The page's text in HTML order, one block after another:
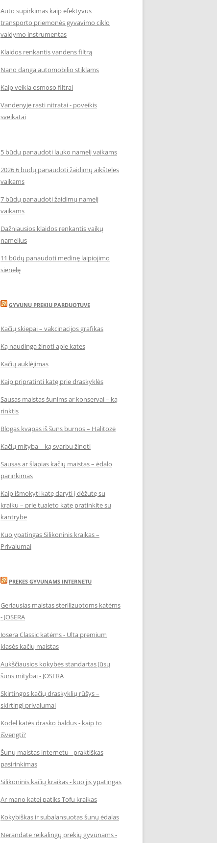
Auto supirkimas kaip efektyvus
transporto priemonės gyvavimo ciklo
valdymo instrumentas
Klaidos renkantis vandens filtrą
Nano danga automobilio stiklams
Kaip veikia osmoso filtrai
Vandenyje rasti nitratai - poveikis
sveikatai
5 būdų panaudoti lauko namelį vaikams
2026 6 būdų panaudoti žaidimų aikšteles
vaikams
7 būdų panaudoti žaidimų namelį
vaikams
Dažniausios klaidos renkantis vaikų
namelius
11 būdų panaudoti medinę laipiojimo
sienelę
GYVUNU PREKIU PARDUOTUVE
Kačių skiepai – vakcinacijos grafikas
Ką naudinga žinoti apie kates
Kačių auklėjimas
Kaip pripratinti katę prie draskyklės
Sausas maistas šunims ar konservai – ką
rinktis
Blogas kvapas iš šuns burnos – Halitozė
Kačių mityba – ką svarbu žinoti
Sausas ar šlapias kačių maistas – ėdalo
parinkimas
Kaip išmokyti katę daryti į dėžutę su
kraiku – prie tualeto katę pratinkite su
kantrybe
Kuo ypatingas Silikoninis kraikas –
Privalumai
PREKES GYVUNAMS INTERNETU
Geriausias maistas sterilizuotoms katėms
- JOSERA
Josera Classic katėms - Ulta premium
klasės kačių maistas
Aukščiausios kokybės standartas Jūsų
šuns mitybai - JOSERA
Skirtingos kačių draskyklių rūšys –
skirtingi privalumai
Kodėl katės drasko baldus - kaip to
išvengti?
Šunų maistas internetu - praktiškas
pasirinkimas
Silikoninis kačių kraikas - kuo jis ypatingas
Ar mano katei patiks Tofu kraikas
Kokybiškas ir subalansuotas šunų ėdalas
Nerandate reikalingų prekių gyvūnams -